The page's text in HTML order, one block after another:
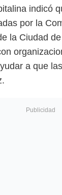
indicó
por la
la Ciudad
a que